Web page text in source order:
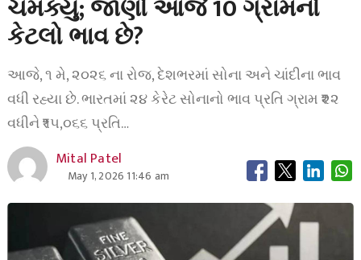
ચમક્યું; જાણો આજે 10 ગ્રામનો
કેટલો ભાવ છે?
આજે, ૧ મે, ૨૦૨૬ ના રોજ, દેશભરમાં સોના અને ચાંદીના ભાવ
વધી રહ્યા છે. ભારતમાં ૨૪ કેરેટ સોનાનો ભાવ પ્રતિ ગ્રામ ₹૨૨
વધીને ₹૧૫,૦૬૬ પ્રતિ…
Mital Patel
May 1, 2026 11:46 am